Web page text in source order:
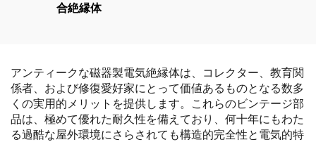
合絶縁体
アンティークな磁器製電気絶縁体は、コレクター、教育関
係者、および修復愛好家にとって価値あるものとなる数多
くの実用的メリットを提供します。これらのビンテージ部
品は、極めて優れた耐久性を備えており、何十年にもわた
る過酷な屋外環境にさらされても構造的完全性と電気的特